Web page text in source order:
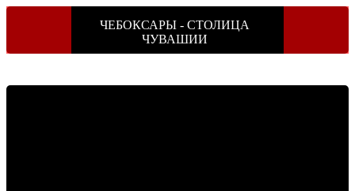
ЧЕБОКСАРЫ - СТОЛИЦА
ЧУВАШИИ